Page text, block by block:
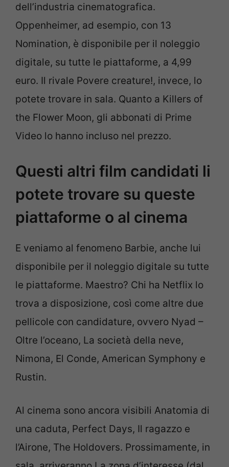
dell’industria cinematografica.
Oppenheimer, ad esempio, con 13
Nomination, è disponibile per il noleggio
digitale, su tutte le piattaforme, a 4,99
euro. Il rivale Povere creature!, invece, lo
potete trovare in sala. Quanto a Killers of
the Flower Moon, gli abbonati di Prime
Video lo hanno incluso nel prezzo.
Questi altri film candidati li
potete trovare su queste
piattaforme o al cinema
E veniamo al fenomeno Barbie, anche lui
disponibile per il noleggio digitale su tutte
le piattaforme. Maestro? Chi ha Netflix lo
trova a disposizione, così come altre due
pellicole con candidature, ovvero Nyad –
Oltre l’oceano, La società della neve,
Nimona, El Conde, American Symphony e
Rustin.
Al cinema sono ancora visibili Anatomia di
una caduta, Perfect Days, Il ragazzo e
l’Airone, The Holdovers. Prossimamente, in